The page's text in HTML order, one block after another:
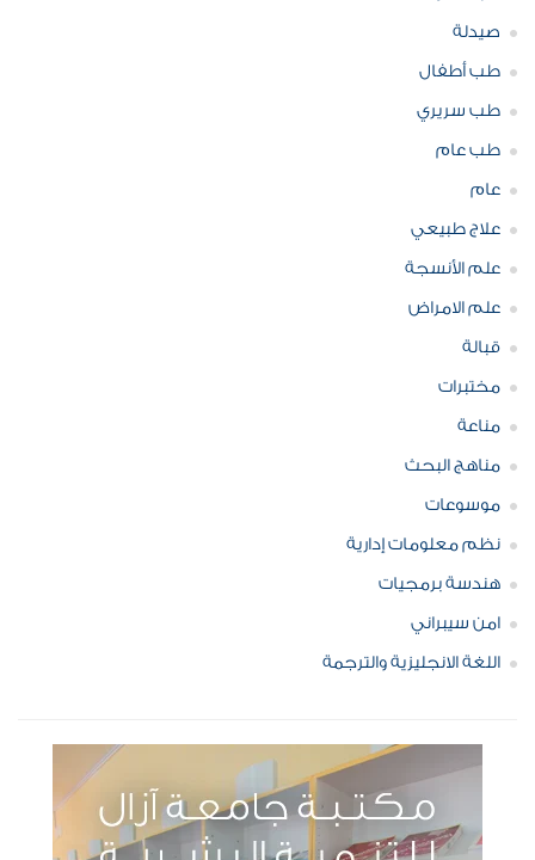
صيدلة
طب أطفال
طب سريري
طب عام
عام
علاج طبيعي
علم الأنسجة
علم الامراض
قبالة
مختبرات
مناعة
مناهج البحث
موسوعات
نظم معلومات إدارية
هندسة برمجيات
امن سيبراني
اللغة الانجليزية والترجمة